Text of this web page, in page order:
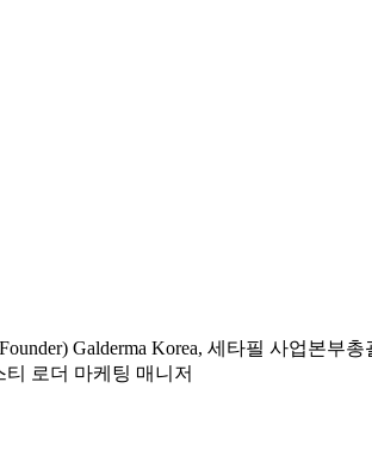
Galderma Korea, 세타필 사업본부총
티 로더 마케팅 매니저